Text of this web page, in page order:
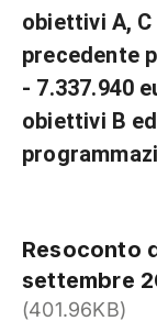
obiettivi A,
precedente
- 7.337.940
obiettivi B
Resoconto
settembre
(401.96KB)